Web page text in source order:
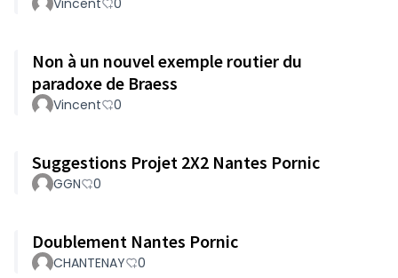
Vincent 0
Non à un nouvel exemple routier du
paradoxe de Braess
Vincent 0
Suggestions Projet 2X2 Nantes Pornic
GGN 0
Doublement Nantes Pornic
CHANTENAY 0